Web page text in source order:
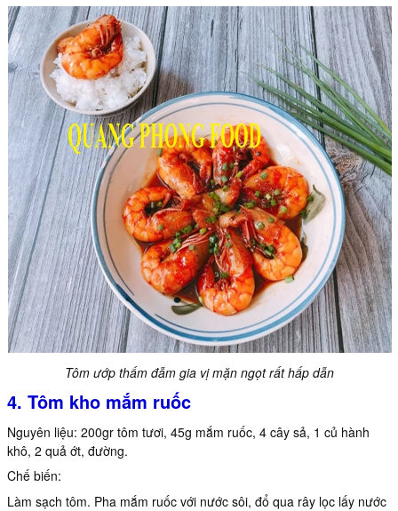
Tôm ướp thấm đẫm gia vị mặn ngọt rất hấp dẫn
4. Tôm kho mắm ruốc
Nguyên liệu: 200gr tôm tươi, 45g mắm ruốc, 4 cây sả, 1 củ hành
khô, 2 quả ớt, đường.
Chế biến:
Làm sạch tôm. Pha mắm ruốc với nước sôi, đổ qua rây lọc lấy nước